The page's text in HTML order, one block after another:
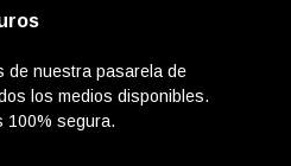
de nuestra pasarela de
los medios disponibles.
100% segura.